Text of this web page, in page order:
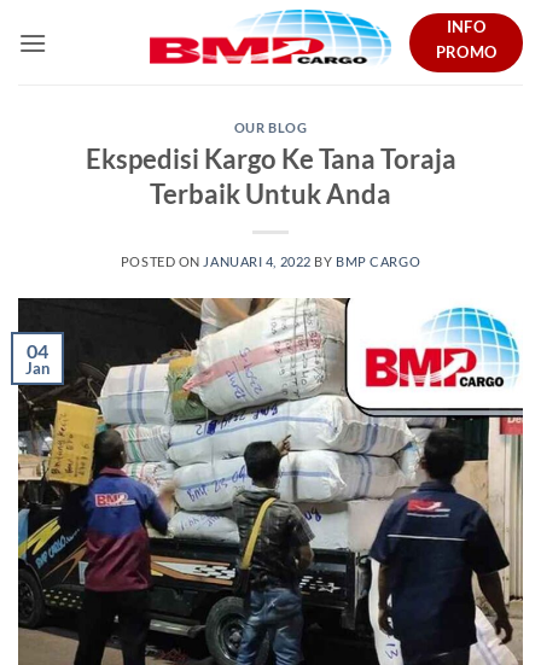
INFO
PROMO
OUR BLOG
Ekspedisi Kargo Ke Tana Toraja
Terbaik Untuk Anda
POSTED ON JANUARI 4, 2022 BY BMP CARGO
04
Jan